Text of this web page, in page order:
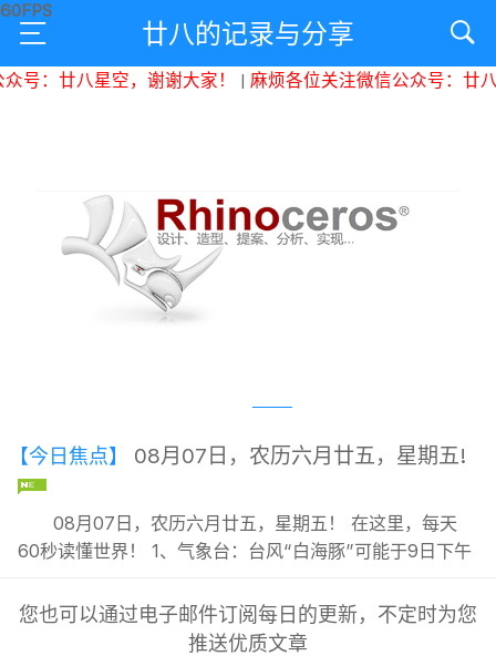
廿八的记录与分享
：廿八星空，谢谢大家！| 麻烦各位关注微信公众号：廿八
【今日焦点】 08月07日，农历六月廿五，星期五!
08月07日，农历六月廿五，星期五！ 在这里，每天
60秒读懂世界！ 1、气象台：台风“白海豚”可能于9日下午
中国暑期“工厂游”走红，热度同比增长超36%，成为旅游
市场新晋热门业态；; 3、安徽一景区邀自驾游客漂流凭票
您也可以通过电子邮件订阅每日的更新，不定时为您
推送优质文章